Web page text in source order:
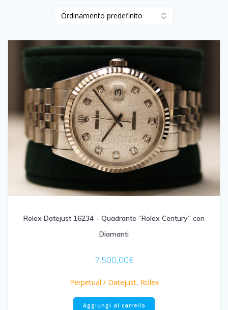
Rolex Datejust 16234 – Quadrante “Rolex Century” con
Diamanti
7.500,00€
Perpetual / Datejust, Rolex
Aggiungi al carrello